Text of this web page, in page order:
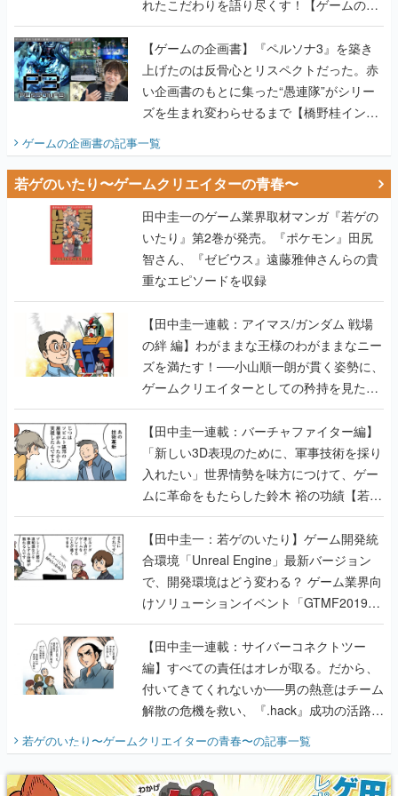
れたこだわりを語り尽くす！【ゲームの企
画書】
【ゲームの企画書】『ペルソナ3』を築き
上げたのは反骨心とリスペクトだった。赤
い企画書のもとに集った“愚連隊”がシリー
ズを生まれ変わらせるまで【橋野桂インタ
ゲームの企画書の記事一覧
若ゲのいたり〜ゲームクリエイターの青春〜
田中圭一のゲーム業界取材マンガ『若ゲの
いたり』第2巻が発売。『ポケモン』田尻
智さん、『ゼビウス』遠藤雅伸さんらの貴
重なエピソードを収録
【田中圭一連載：アイマス/ガンダム 戦場
の絆 編】わがままな王様のわがままなニー
ズを満たす！──小山順一朗が貫く姿勢に、
ゲームクリエイターとしての矜持を見た
【若ゲのいたり最終回】
【田中圭一連載：バーチャファイター編】
「新しい3D表現のために、軍事技術を採り
入れたい」世界情勢を味方につけて、ゲー
ムに革命をもたらした鈴木 裕の功績【若ゲ
のいたり】
【田中圭一：若ゲのいたり】ゲーム開発統
合環境「Unreal Engine」最新バージョン
で、開発環境はどう変わる？ ゲーム業界向
けソリューションイベント「GTMF2019」
に行って、より理解を深めよう【PR】
【田中圭一連載：サイバーコネクトツー
編】すべての責任はオレが取る。だから、
付いてきてくれないか──男の熱意はチーム
解散の危機を救い、『.hack』成功の活路を
『少年ジャンプ』色だった【若ゲのいた
り】
若ゲのいたり〜ゲームクリエイターの青春〜の記事一覧